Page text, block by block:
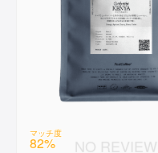
マッチ度
82% NO